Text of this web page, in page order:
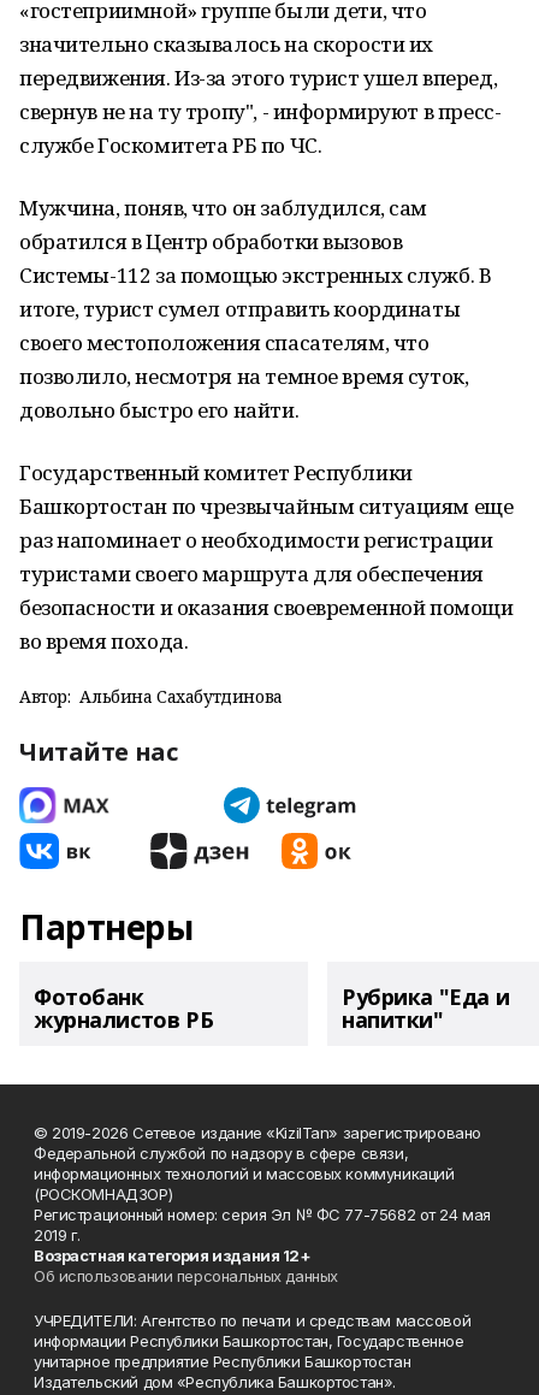
«гостеприимной» группе были дети, что
значительно сказывалось на скорости их
передвижения. Из-за этого турист ушел вперед,
свернув не на ту тропу", - информируют в пресс-
службе Госкомитета РБ по ЧС.
Мужчина, поняв, что он заблудился, сам
обратился в Центр обработки вызовов
Системы-112 за помощью экстренных служб. В
итоге, турист сумел отправить координаты
своего местоположения спасателям, что
позволило, несмотря на темное время суток,
довольно быстро его найти.
Государственный комитет Республики
Башкортостан по чрезвычайным ситуациям еще
раз напоминает о необходимости регистрации
туристами своего маршрута для обеспечения
безопасности и оказания своевременной помощи
во время похода.
Автор: Альбина Сахабутдинова
Читайте нас
Партнеры
Фотобанк
журналистов РБ
Рубрика "Еда и
напитки"
© 2019-2026 Сетевое издание «KizilTan» зарегистрировано
Федеральной службой по надзору в сфере связи,
информационных технологий и массовых коммуникаций
(РОСКОМНАДЗОР)
Регистрационный номер: серия Эл № ФС 77-75682 от 24 мая
2019 г.
Возрастная категория издания 12+
Об использовании персональных данных
УЧРЕДИТЕЛИ: Агентство по печати и средствам массовой
информации Республики Башкортостан, Государственное
унитарное предприятие Республики Башкортостан
Издательский дом «Республика Башкортостан».